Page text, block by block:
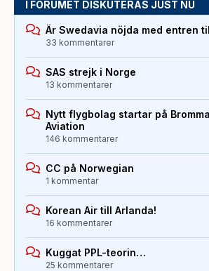
I FORUMET DISKUTERAS JUST NU
Är Swedavia nöjda med entren
33 kommentarer
SAS strejk i Norge
13 kommentarer
Nytt flygbolag startar på
Aviation
146 kommentarer
CC på Norwegian
1 kommentar
Korean Air till Arlanda!
16 kommentarer
Kuggat PPL-teorin…
25 kommentarer